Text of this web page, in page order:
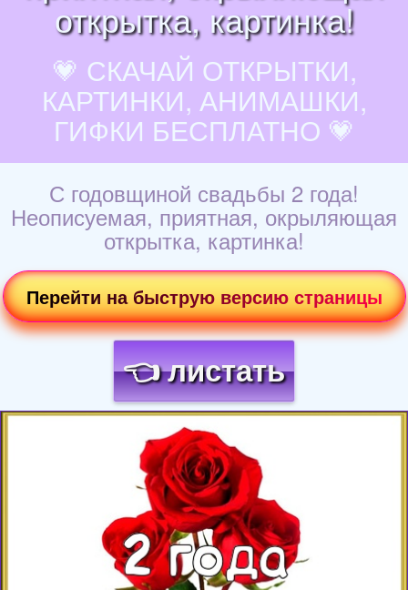
открытка, картинка!
💗 СКАЧАЙ ОТКРЫТКИ,
КАРТИНКИ, АНИМАШКИ,
ГИФКИ БЕСПЛАТНО 💗
С годовщиной свадьбы 2 года!
Неописуемая, приятная, окрыляющая
открытка, картинка!
Перейти на быструю версию страницы
👈 листать
Загрузка картинки...